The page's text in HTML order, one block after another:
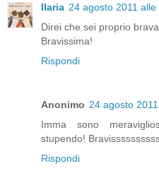
Ilaria 24 agosto 2011
Direi che sei proprio
Bravissima!
Rispondi
Anonimo 24 agosto
Imma sono
stupendo!
Rispondi